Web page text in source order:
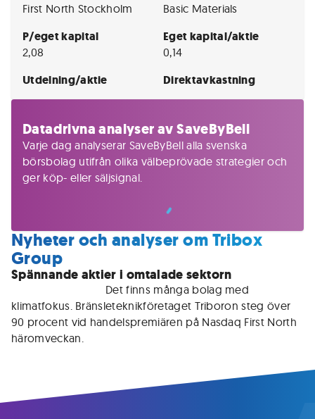
First North Stockholm Basic Materials
P/eget kapital
2,08
Eget kapital/aktie
0,14
Utdelning/aktie Direktavkastning
Datadrivna analyser av SaveByBell
Varje dag analyserar SaveByBell alla svenska
börsbolag utifrån olika välbeprövade strategier och
ger köp- eller säljsignal.
Nyheter och analyser om Tribox
Group
Spännande aktier i omtalade sektorn
Det finns många bolag med
klimatfokus. Bränsleteknikföretaget Triboron steg över
90 procent vid handelspremiären på Nasdaq First North
häromveckan.